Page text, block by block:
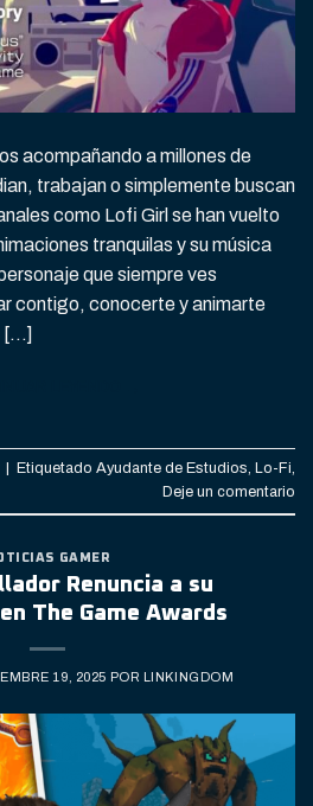
acompañando a millones de
trabajan o simplemente buscan
como Lofi Girl se han vuelto
tranquilas y su música
que siempre ves
contigo, conocerte y animarte
[…]
Etiquetado Ayudante de Estudios, Lo-Fi,
Deje un comentario
GAMER
Renuncia a su
The Game Awards
19, 2025 POR LINKINGDOM